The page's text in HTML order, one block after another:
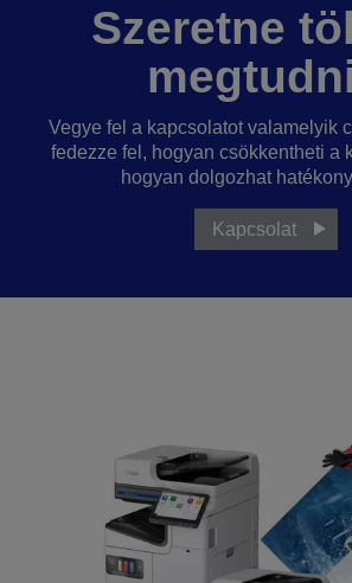
Szeretne
Vegye fel a kapcsolatot valamelyik
fedezze fel, hogyan csökkentheti a
hogyan dolgozhat
Kapcsolat